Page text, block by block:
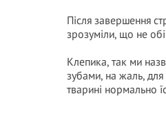
Після завершення
зрозуміли, що не
Клепика, так ми
зубами, на жаль, для
тварині нормально